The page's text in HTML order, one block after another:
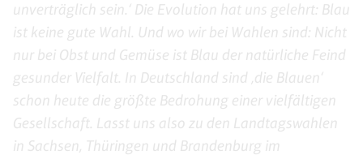
unverträglich sein.‘ Die Evolution hat uns gelehrt: Blau
ist keine gute Wahl. Und wo wir bei Wahlen sind: Nicht
nur bei Obst und Gemüse ist Blau der natürliche Feind
gesunder Vielfalt. In Deutschland sind ‚die Blauen‘
schon heute die größte Bedrohung einer vielfältigen
Gesellschaft. Lasst uns also zu den Landtagswahlen
in Sachsen, Thüringen und Brandenburg im